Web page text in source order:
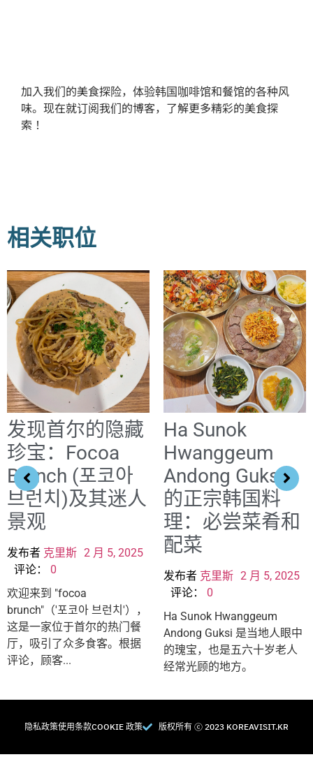
加入我们的美食探险，体验韩国咖啡馆和餐馆的各种风
味。现在就订阅我们的博客，了解更多精彩的美食探
索！
相关职位
发现首尔的隐藏
珍宝：Focoa
Brunch (포코아
브런치)及其迷人
景观
发布者 克里斯 2 月 5, 2025
评论： 0
欢迎来到 "focoa
brunch"（'포코아 브런치'），
这是一家位于首尔的热门餐
厅，吸引了众多食客。根据
评论，顾客...
Ha Sunok
Hwanggeum
Andong Guksi
的正宗韩国料
理：必尝菜肴和
配菜
发布者 克里斯 2 月 5, 2025
评论： 0
Ha Sunok Hwanggeum
Andong Guksi 是当地人眼中
的瑰宝，也是五六十岁老人
经常光顾的地方。
隐私政策使用条款COOKIE 政策 版权所有 Ⓒ 2023 KOREAVISIT.KR